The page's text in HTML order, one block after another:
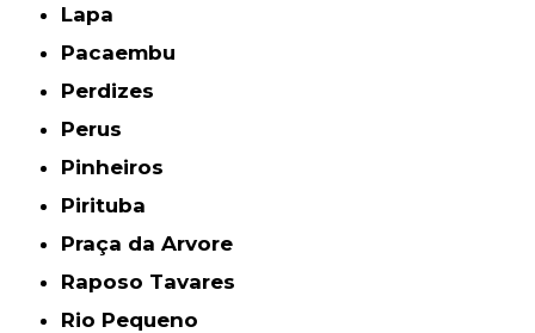
Lapa
Pacaembu
Perdizes
Perus
Pinheiros
Pirituba
Praça da Arvore
Raposo Tavares
Rio Pequeno